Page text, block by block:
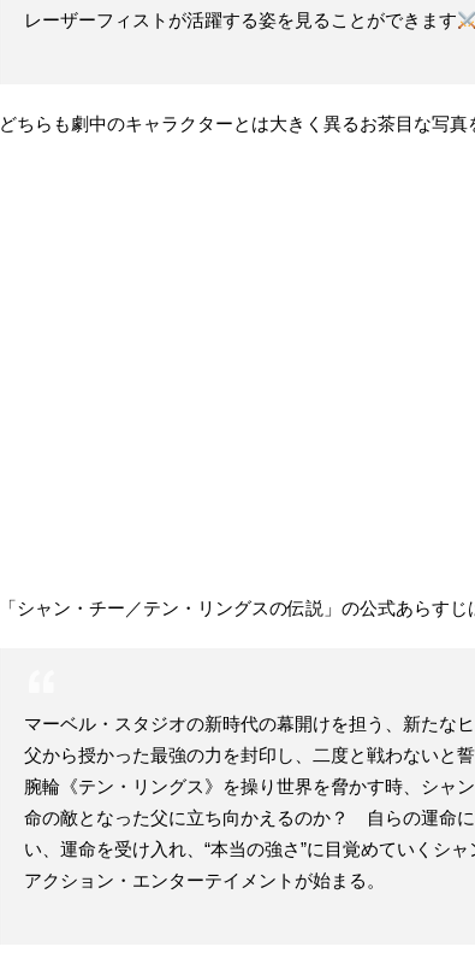
レーザーフィストが活躍する姿を見ることができます
どちらも劇中のキャラクターとは大きく異るお茶目な写真
「シャン・チー／テン・リングスの伝説」の公式あらすじ
マーベル・スタジオの新時代の幕開けを担う、新たな
父から授かった最強の力を封印し、二度と戦わないと
腕輪《テン・リングス》を操り世界を脅かす時、シャ
命の敵となった父に立ち向かえるのか？ 自らの運命
い、運命を受け入れ、“本当の強さ”に目覚めていくシ
アクション・エンターテイメントが始まる。